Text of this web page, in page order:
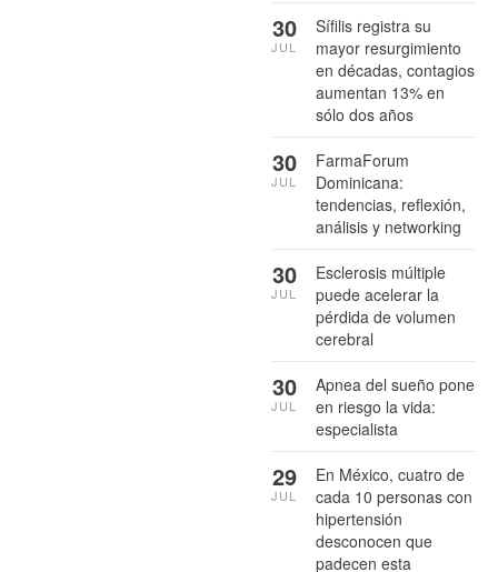
Sífilis registra su
mayor resurgimiento
en décadas, contagios
aumentan 13% en
sólo dos años
30
JUL
FarmaForum
Dominicana:
tendencias, reflexión,
análisis y networking
30
JUL
Esclerosis múltiple
puede acelerar la
pérdida de volumen
cerebral
30
JUL
Apnea del sueño pone
en riesgo la vida:
especialista
30
JUL
En México, cuatro de
cada 10 personas con
hipertensión
desconocen que
padecen esta
29
JUL